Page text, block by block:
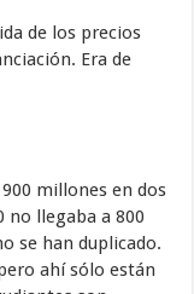
de los precios
Era de
millones en dos
no llegaba a 800
se han duplicado.
ahí sólo están